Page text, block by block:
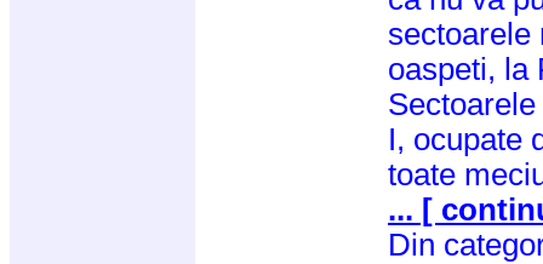
sectoarele
oaspeti, la
I, ocupate
toate
... [
Din